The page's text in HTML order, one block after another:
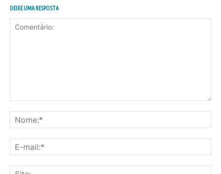
DEIXE UMA RESPOSTA